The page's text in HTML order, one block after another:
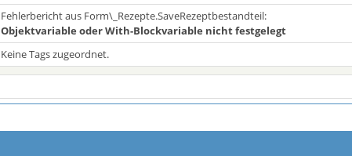
Fehlerbericht aus Form\_Rezepte.SaveRezeptbestandteil:
Objektvariable oder With-Blockvariable nicht festgelegt
Keine Tags zugeordnet.